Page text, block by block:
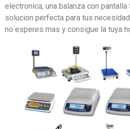
electronica, una balanza con pantalla
solucion perfecta para tus
no esperes mas y consigue la tuya